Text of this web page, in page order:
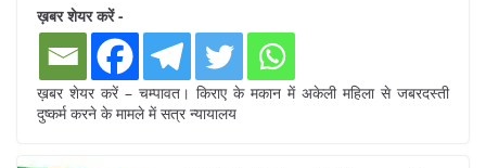
ख़बर शेयर करें -
ख़बर शेयर करें – चम्पावत। किराए के मकान में अकेली महिला से जबरदस्ती
दुष्कर्म करने के मामले में सत्र न्यायालय